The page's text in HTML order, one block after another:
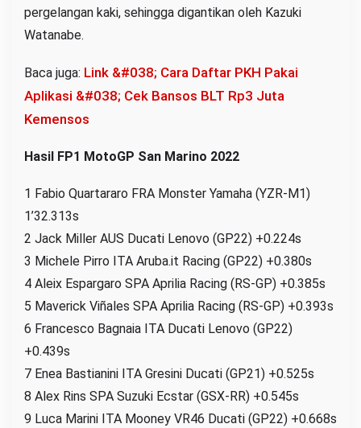
pergelangan kaki, sehingga digantikan oleh Kazuki
Watanabe.
Baca juga: Link &#038; Cara Daftar PKH Pakai
Aplikasi &#038; Cek Bansos BLT Rp3 Juta
Kemensos
Hasil FP1 MotoGP San Marino 2022
1 Fabio Quartararo FRA Monster Yamaha (YZR-M1)
1’32.313s
2 Jack Miller AUS Ducati Lenovo (GP22) +0.224s
3 Michele Pirro ITA Aruba.it Racing (GP22) +0.380s
4 Aleix Espargaro SPA Aprilia Racing (RS-GP) +0.385s
5 Maverick Viñales SPA Aprilia Racing (RS-GP) +0.393s
6 Francesco Bagnaia ITA Ducati Lenovo (GP22)
+0.439s
7 Enea Bastianini ITA Gresini Ducati (GP21) +0.525s
8 Alex Rins SPA Suzuki Ecstar (GSX-RR) +0.545s
9 Luca Marini ITA Mooney VR46 Ducati (GP22) +0.668s